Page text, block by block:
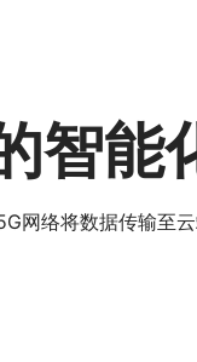
智能
网络将数据传输至